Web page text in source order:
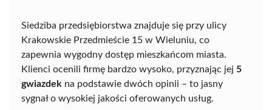
Siedziba przedsiębiorstwa znajduje się przy ulicy
Krakowskie Przedmieście 15 w Wieluniu, co
zapewnia wygodny dostęp mieszkańcom miasta.
Klienci ocenili firmę bardzo wysoko, przyznając jej 5
gwiazdek na podstawie dwóch opinii – to jasny
sygnał o wysokiej jakości oferowanych usług.